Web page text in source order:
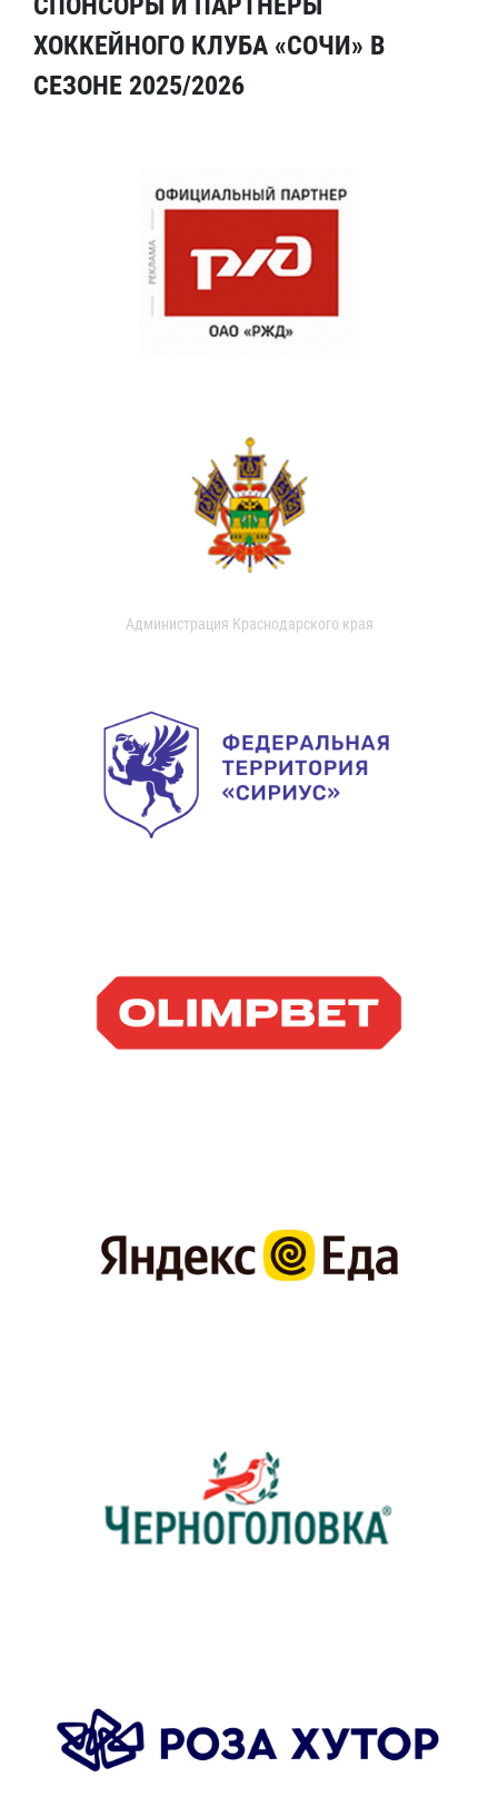
ХОККЕЙНОГО КЛУБА «СОЧИ» В
СЕЗОНЕ 2025/2026
Администрация Краснодарского края